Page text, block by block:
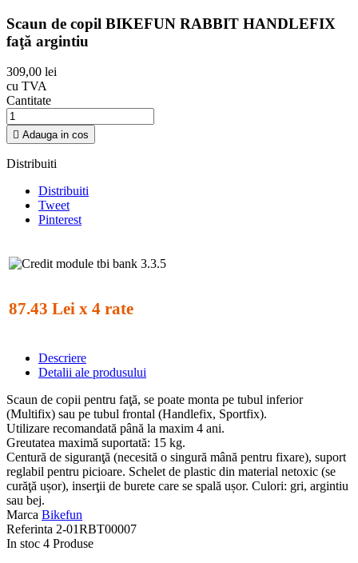
Scaun de copil BIKEFUN RABBIT HANDLEFIX
faţă argintiu
309,00 lei
cu TVA
Cantitate
 Adauga in cos
Distribuiti
Distribuiti
Tweet
Pinterest
87.43 Lei x 4 rate
Descriere
Detalii ale produsului
Scaun de copii pentru faţă, se poate monta pe tubul inferior
(Multifix) sau pe tubul frontal (Handlefix, Sportfix).
Utilizare recomandată până la maxim 4 ani.
Greutatea maximă suportată: 15 kg.
Centură de siguranţă (necesită o singură mână pentru fixare), suport
reglabil pentru picioare. Schelet de plastic din material netoxic (se
curăţă ușor), inserţii de burete care se spală ușor. Culori: gri, argintiu
sau bej.
Marca Bikefun
Referinta 2-01RBT00007
In stoc 4 Produse